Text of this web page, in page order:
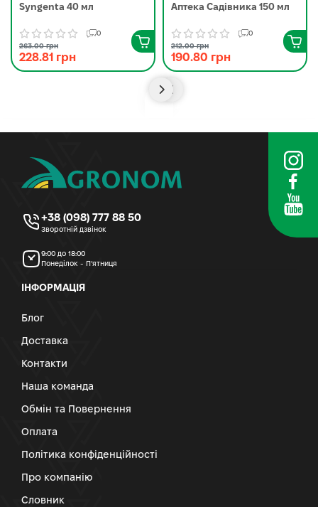
Syngenta 40 мл
0
263.00 грн
228.81 грн
Аптека Садівника 150 мл
0
212.00 грн
190.80 грн
+38 (098) 777 88 50
Зворотній дзвінок
9:00 до 18:00
Понеділок - П’ятниця
ІНФОРМАЦІЯ
Блог
Доставка
Контакти
Наша команда
Обмін та Повернення
Оплата
Політика конфіденційності
Про компанію
Словник